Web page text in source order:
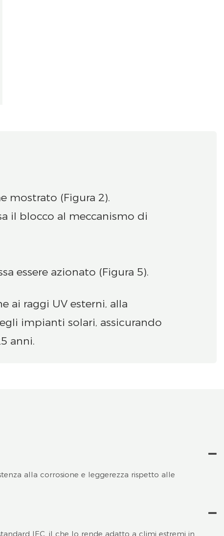
mostrato (Figura 2).
il blocco al meccanismo di
essere azionato (Figura 5).
ai raggi UV esterni, alla
impianti solari, assicurando
anni.
alla corrosione e leggerezza rispetto alle
IEC, il che lo rende adatto a climi estremi in